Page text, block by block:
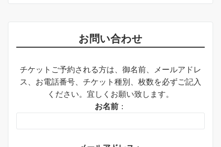
お問い合わせ
チケットご予約される方は、御名前、メールアドレ
ス、お電話番号、チケット種別、枚数を必ずご記入
ください。宜しくお願い致します。
お名前 ：